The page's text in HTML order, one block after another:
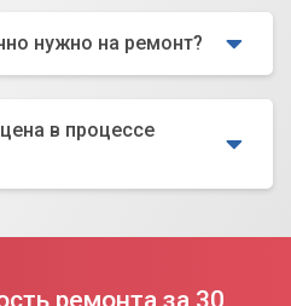
нужно на ремонт?
в процессе
ремонта за 30